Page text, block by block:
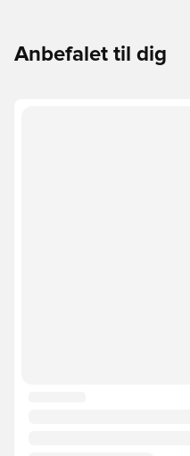
Anbefalet til dig